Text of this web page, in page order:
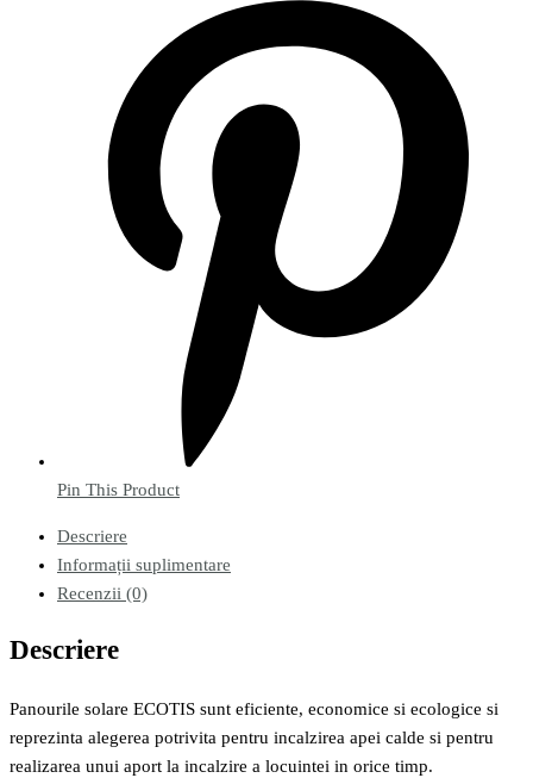
Pin This Product
Descriere
Informații suplimentare
Recenzii (0)
Descriere
Panourile solare ECOTIS sunt eficiente, economice si ecologice si
reprezinta alegerea potrivita pentru incalzirea apei calde si pentru
realizarea unui aport la incalzire a locuintei in orice timp.